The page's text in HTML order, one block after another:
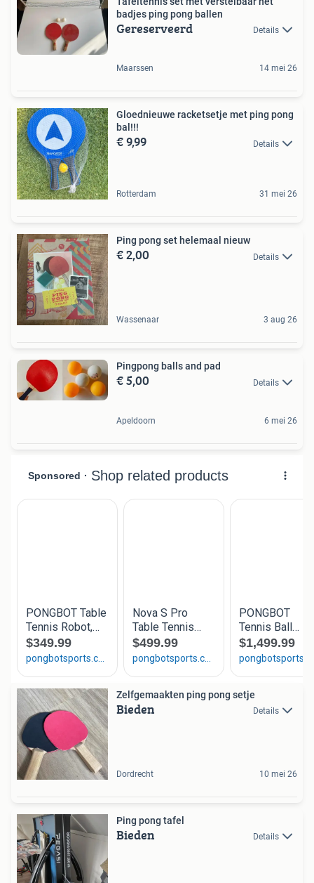
badjes ping pong ballen
Gereserveerd Details
Maarssen 14 mei 26
Gloednieuwe racketsetje met ping pong
bal!!!
€ 9,99 Details
Rotterdam 31 mei 26
Ping pong set helemaal nieuw
€ 2,00 Details
Wassenaar 3 aug 26
Pingpong balls and pad
€ 5,00 Details
Apeldoorn 6 mei 26
Zelfgemaakten ping pong setje
Bieden Details
Dordrecht 10 mei 26
Ping pong tafel
Bieden Details